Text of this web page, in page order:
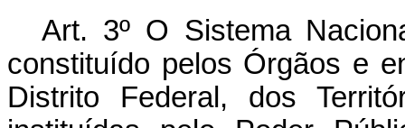
Art. 3º O Sistema
constituído pelos Órgãos e
Distrito Federal, dos